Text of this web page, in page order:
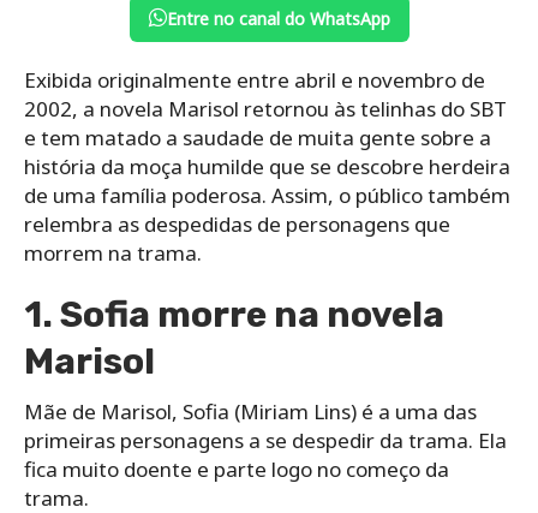
Entre no canal do WhatsApp
Exibida originalmente entre abril e novembro de
2002, a novela Marisol retornou às telinhas do SBT
e tem matado a saudade de muita gente sobre a
história da moça humilde que se descobre herdeira
de uma família poderosa. Assim, o público também
relembra as despedidas de personagens que
morrem na trama.
1. Sofia morre na novela
Marisol
Mãe de Marisol, Sofia (Miriam Lins) é a uma das
primeiras personagens a se despedir da trama. Ela
fica muito doente e parte logo no começo da
trama.